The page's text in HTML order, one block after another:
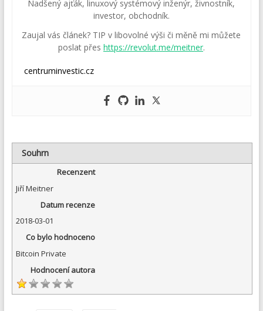
Nadšený ajťák, linuxový systémový inženýr, živnostník,
investor, obchodník.
Zaujal vás článek? TIP v libovolné výši či měně mi můžete
poslat přes https://revolut.me/meitner.
centruminvestic.cz
Souhrn
Recenzent
Jiří Meitner
Datum recenze
2018-03-01
Co bylo hodnoceno
Bitcoin Private
Hodnocení autora